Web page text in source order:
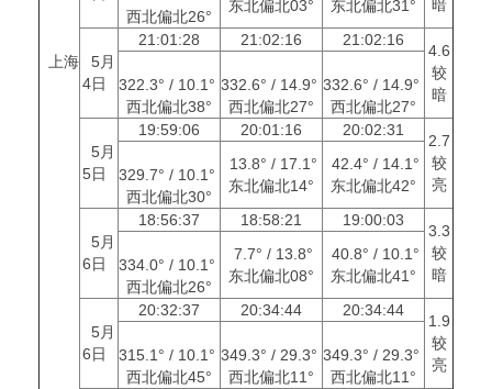
上海
暗
西北偏北26°
东北偏北03°
东北偏北31°
5月
4日
21:01:28 21:02:16 21:02:16
4.6
较
暗
322.3° / 10.1°
西北偏北38°
332.6° / 14.9°
西北偏北27°
332.6° / 14.9°
西北偏北27°
5月
5日
19:59:06 20:01:16 20:02:31
2.7
较
亮
329.7° / 10.1°
西北偏北30°
13.8° / 17.1°
东北偏北14°
42.4° / 14.1°
东北偏北42°
5月
6日
18:56:37 18:58:21 19:00:03
3.3
较
暗
334.0° / 10.1°
西北偏北26°
7.7° / 13.8°
东北偏北08°
40.8° / 10.1°
东北偏北41°
5月
6日
20:32:37 20:34:44 20:34:44
1.9
较
亮
315.1° / 10.1°
西北偏北45°
349.3° / 29.3°
西北偏北11°
349.3° / 29.3°
西北偏北11°